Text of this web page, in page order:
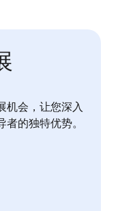
机会，让您深入
的独特优势。